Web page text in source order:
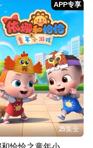
APP专享
25集全